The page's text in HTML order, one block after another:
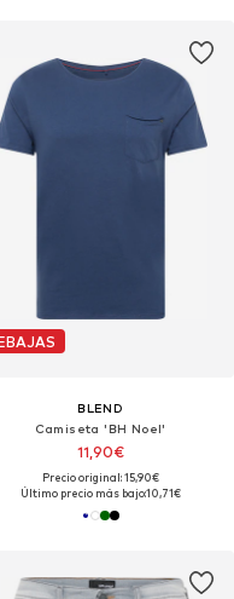
BLEND
Camiseta 'BH Noel'
11,90€
Precio original: 15,90€
Último precio más bajo:10,71€